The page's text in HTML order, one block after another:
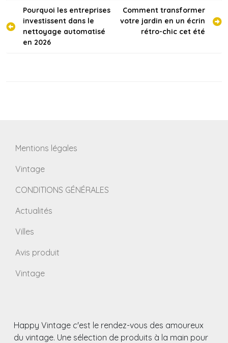
Navigation
de
l’article
Pourquoi les entreprises
investissent dans le
nettoyage automatisé
en 2026
Comment transformer
votre jardin en un écrin
rétro-chic cet été
Mentions légales
Vintage
CONDITIONS GÉNÉRALES
Actualités
Villes
Avis produit
Vintage
Happy Vintage c'est le rendez-vous des amoureux
du vintage. Une sélection de produits à la main pour